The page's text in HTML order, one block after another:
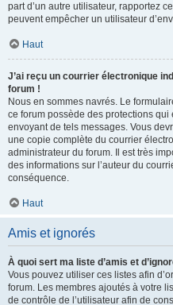
part d’un autre utilisateur, rapportez
peuvent empêcher un utilisateur
Haut
J’ai reçu un courrier électronique
forum !
Nous en sommes navrés. Le
ce forum possède des protections
envoyant de tels messages. Vous
une copie complète du courrier
administrateur du forum. Il est très
des informations sur l’auteur du
conséquence.
Haut
Amis et ignorés
À quoi sert ma liste d’amis et
Vous pouvez utiliser ces listes afin
forum. Les membres ajoutés à votre
de contrôle de l’utilisateur afin de